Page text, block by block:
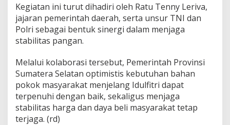
Kegiatan ini turut dihadiri oleh Ratu Tenny Leriva,
jajaran pemerintah daerah, serta unsur TNI dan
Polri sebagai bentuk sinergi dalam menjaga
stabilitas pangan.
Melalui kolaborasi tersebut, Pemerintah Provinsi
Sumatera Selatan optimistis kebutuhan bahan
pokok masyarakat menjelang Idulfitri dapat
terpenuhi dengan baik, sekaligus menjaga
stabilitas harga dan daya beli masyarakat tetap
terjaga. (rd)